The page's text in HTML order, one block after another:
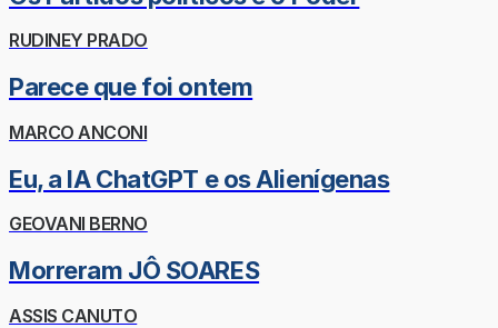
RUDINEY PRADO
Parece que foi ontem
MARCO ANCONI
Eu, a IA ChatGPT e os Alienígenas
GEOVANI BERNO
Morreram JÔ SOARES
ASSIS CANUTO